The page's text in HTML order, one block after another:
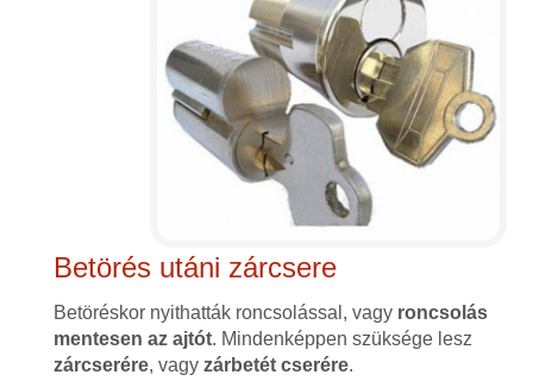
Betörés utáni zárcsere
Betöréskor nyithatták roncsolással, vagy roncsolás
mentesen az ajtót. Mindenképpen szüksége lesz
zárcserére, vagyzárbetét cserére.